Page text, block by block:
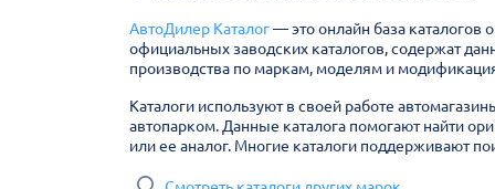
АвтоДилер Каталог— это онлайн база каталогов
официальных заводских каталогов, содержат
производства по маркам, моделям и
Каталоги используют в своей работе
автопарком. Данные каталога помогают найти
или ее аналог. Многие каталоги поддерживают